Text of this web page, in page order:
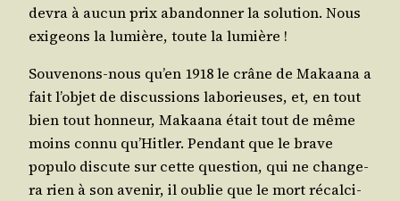
devra à aucun prix aban­don­ner la solu­tion. Nous
exi­geons la lumière, toute la lumière !
Sou­ve­nons-nous qu’en 1918 le crâne de Makaa­na a
fait l’ob­jet de dis­cus­sions labo­rieuses, et, en tout
bien tout hon­neur, Makaa­na était tout de même
moins connu qu’­Hit­ler. Pen­dant que le brave
popu­lo dis­cute sur cette ques­tion, qui ne chan­ge­
ra rien à son ave­nir, il oublie que le mort récal­ci­